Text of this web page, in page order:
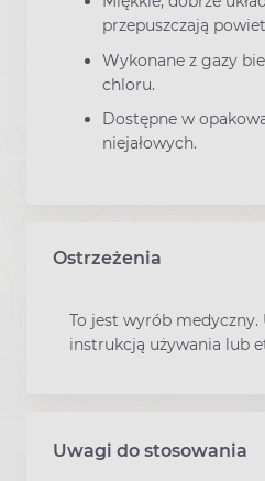
przepuszczają
Wykonane z gazy
chloru.
Dostępne w
niejałowych.
Ostrzeżenia
To jest wyrób
instrukcją używania lub
Uwagi do stosowania